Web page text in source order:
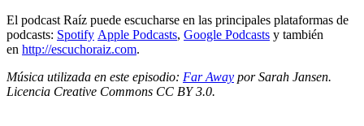
El podcast Raíz puede escucharse en las principales plataformas de
podcasts: Spotify Apple Podcasts, Google Podcasts y también
en http://escuchoraiz.com.
Música utilizada en este episodio: Far Away por Sarah Jansen.
Licencia Creative Commons CC BY 3.0.